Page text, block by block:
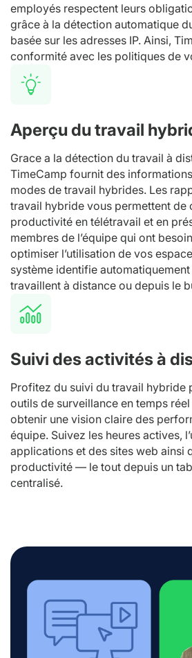
employés respectent leurs
grâce à la détection automatique
basée sur les adresses IP. Ainsi,
conformité avec les politiques de
Aperçu du travail
Grace a la détection du travail à
TimeCamp fournit des
modes de travail hybrides. Les
travail hybride vous permettent de
productivité en télétravail et en
membres de l’équipe qui ont
optimiser l’utilisation de vos
système identifie
travaillent à distance ou depuis le
Suivi des activités à
Profitez du suivi du travail hybride
outils de surveillance en temps
obtenir une vision claire des
équipe. Suivez les heures actives,
applications et des sites web ainsi
productivité — le tout depuis un
centralisé.